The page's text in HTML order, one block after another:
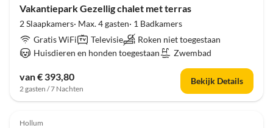
Vakantiepark Gezellig chalet met terras
2 Slaapkamers· Max. 4 gasten· 1 Badkamers
Gratis WiFi
Televisie
Roken niet toegestaan
Huisdieren en honden toegestaan
Zwembad
van € 393,80
2 gasten / 7 Nachten
Bekijk Details
4.0 (104)
Hollum